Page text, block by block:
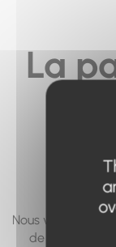
La
Nous vous
de page, ou à